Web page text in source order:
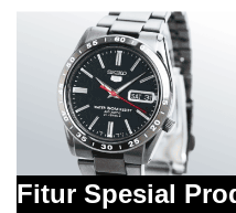
Fitur Spesial